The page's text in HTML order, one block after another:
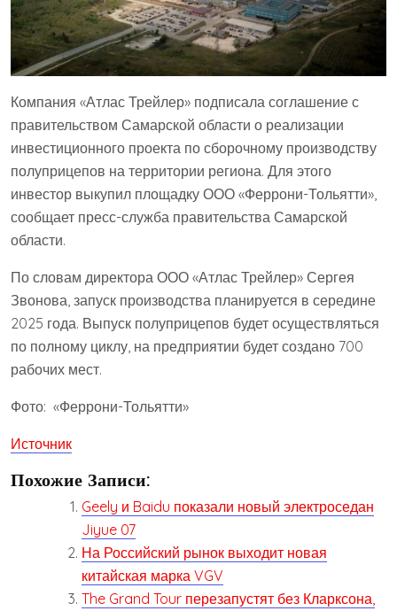
Компания «Атлас Трейлер» подписала соглашение с
правительством Самарской области о реализации
инвестиционного проекта по сборочному производству
полуприцепов на территории региона. Для этого
инвестор выкупил площадку ООО «Феррони-Тольятти»,
сообщает пресс-служба правительства Самарской
области.
По словам директора ООО «Атлас Трейлер» Сергея
Звонова, запуск производства планируется в середине
2025 года. Выпуск полуприцепов будет осуществляться
по полному циклу, на предприятии будет создано 700
рабочих мест.
Фото: «Феррони-Тольятти»
Источник
Похожие Записи:
Geely и Baidu показали новый электроседан
Jiyue 07
На Российский рынок выходит новая
китайская марка VGV
The Grand Tour перезапустят без Кларксона,